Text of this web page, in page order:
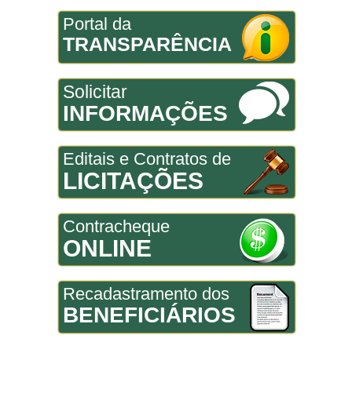
Portal da
TRANSPARÊNCIA
Solicitar
INFORMAÇÕES
Editais e Contratos de
LICITAÇÕES
Contracheque
ONLINE
Recadastramento dos
BENEFICIÁRIOS